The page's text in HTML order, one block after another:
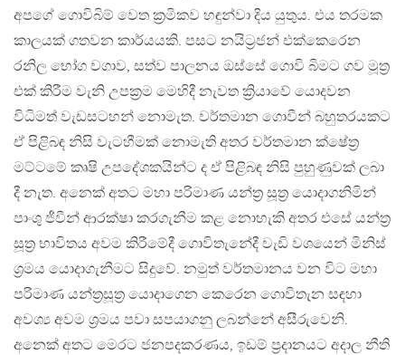
අපගේ ගොවිබිම් වෙත ක්‍රමිකව හඳුන්වා දිය යුතුය. එය තරමක
කාලයක් ගතවන කාර්යයකි. පසට නයිට්‍රජන් එක්කෙරෙන
රනිල භෝග වගාව, සත්ව පාලනය ඔස්සේ ගොවි බිමට ගව මූත්‍ර
එක් කිරීම වැනි උපක්‍රම මෙහිදී නැවත ක්‍රියාවේ යොදවන
විධිමත් වැඩසටහන් නොමැත. වර්තමාන ගොවීන් බහුතරයකට
ඒ පිළිබඳ නිසි වැටහීමක් නොමැති අතර වර්තමාන ක්ෂේත්‍ර
මට්ටමේ කෘෂි උපදේශකයින්ට ද ඒ පිළිබඳ නිසි පුහුණුවක් ලබා
දී නැත. අනෙක් අතට මහා පරිමාණ යන්ත්‍ර සූත්‍ර යොදාගනිමින්
පාංශු ජීවීන් ආරක්ෂා කරගැනීම කළ නොහැකි අතර එසේ යන්ත්‍ර
සූත්‍ර භාවිතය අවම කිරීමේදී ගොවිතැනේදී වැඩි වශයෙන් මිනිස්
ශ්‍රමය යොදාගැනීමට සිදුවේ. නමුත් වර්තමානය වන විට මහා
පරිමාණ යන්ත්‍රසූත්‍ර යොදාගෙන කෙරෙන ගොවිතැන සඳහා
අවශ්‍ය අවම ශ්‍රමය පවා සපයාගනු ලබන්නේ අසීරුවෙනි.
අනෙක් අතට මෙරට ජනපදකරණය, ඉඩම් ප්‍රදානයට අදාල නීති